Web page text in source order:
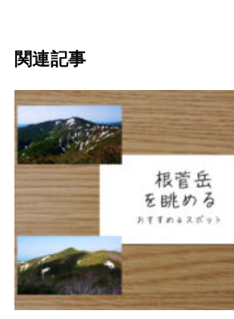
関連記事